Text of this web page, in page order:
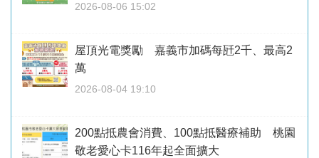
2026-08-06 15:02
屋頂光電獎勵 嘉義市加碼每瓩2千、最高2
萬
2026-08-04 19:10
200點抵農會消費、100點抵醫療補助 桃園
敬老愛心卡116年起全面擴大